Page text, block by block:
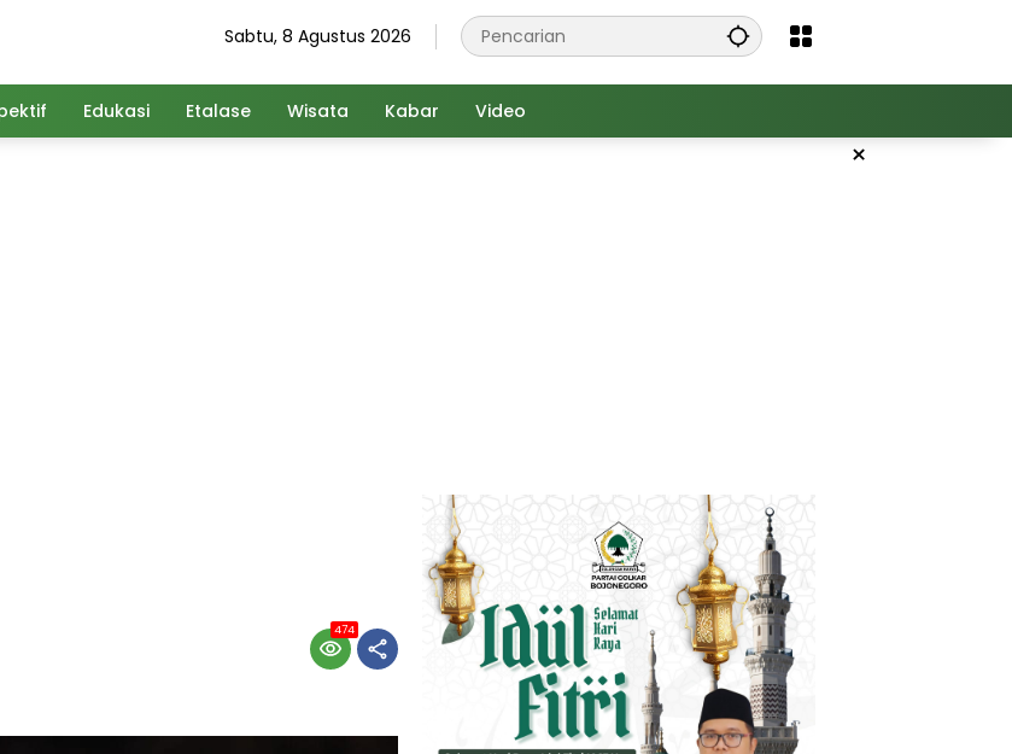
Sabtu, 8 Agustus 2026
Edukasi Etalase Wisata Kabar Video
×
474